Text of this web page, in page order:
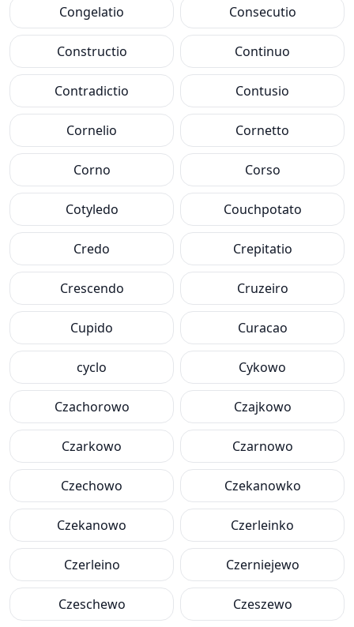
Congelatio Consecutio
Constructio Continuo
Contradictio Contusio
Cornelio Cornetto
Corno Corso
Cotyledo Couchpotato
Credo Crepitatio
Crescendo Cruzeiro
Cupido Curacao
cyclo Cykowo
Czachorowo Czajkowo
Czarkowo Czarnowo
Czechowo Czekanowko
Czekanowo Czerleinko
Czerleino Czerniejewo
Czeschewo Czeszewo